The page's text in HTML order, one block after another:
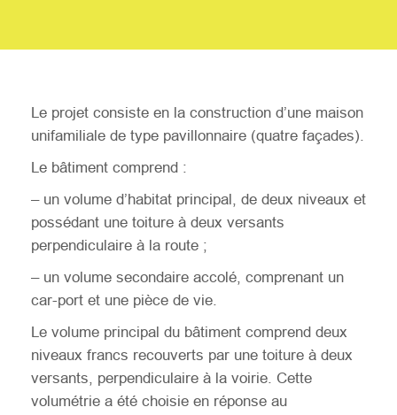
Le projet consiste en la construction d’une maison
unifamiliale de type pavillonnaire (quatre façades).
Le bâtiment comprend :
– un volume d’habitat principal, de deux niveaux et
possédant une toiture à deux versants
perpendiculaire à la route ;
– un volume secondaire accolé, comprenant un
car-port et une pièce de vie.
Le volume principal du bâtiment comprend deux
niveaux francs recouverts par une toiture à deux
versants, perpendiculaire à la voirie. Cette
volumétrie a été choisie en réponse au